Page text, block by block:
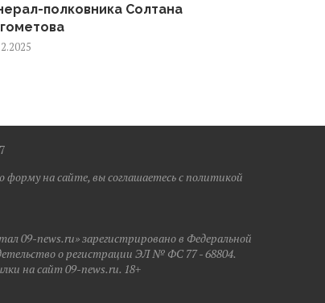
полковника Солтана
на сайте, вы соглашаетесь с политикой
09-news.ru» зарегистрировано в Федеральной
о регистрации ЭЛ № ФС 77 - 68804.
на сайт 09-news.ru. 18+